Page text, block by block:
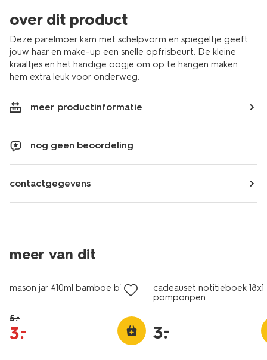
over dit product
Deze parelmoer kam met schelpvorm en spiegeltje geeft
jouw haar en make-up een snelle opfrisbeurt. De kleine
kraaltjes en het handige oogje om op te hangen maken
hem extra leuk voor onderweg.
meer productinformatie
nog geen beoordeling
contactgegevens
meer van dit
sale
mason jar 410ml bamboe bloem
5.–
3.
–
cadeauset notitieboek
pomponpen
3.
–